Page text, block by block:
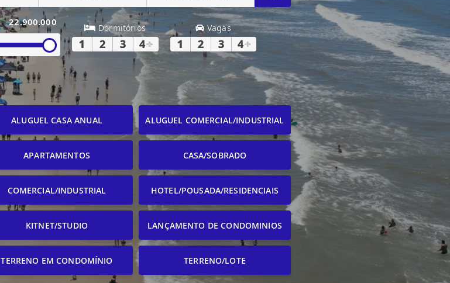
22.900.000 Dormitórios
1 2 3 4+
Vagas
1 2 3 4+
ALUGUEL CASA ANUAL ALUGUEL COMERCIAL/INDUSTRIAL
APARTAMENTOS CASA/SOBRADO
COMERCIAL/INDUSTRIAL HOTEL/POUSADA/RESIDENCIAIS
KITNET/STUDIO LANÇAMENTO DE CONDOMINIOS
TERRENO EM CONDOMÍNIO TERRENO/LOTE